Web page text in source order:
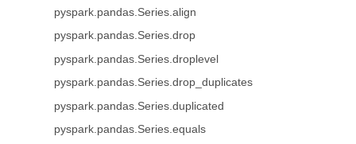
pyspark.pandas.Series.align
pyspark.pandas.Series.drop
pyspark.pandas.Series.droplevel
pyspark.pandas.Series.drop_duplicates
pyspark.pandas.Series.duplicated
pyspark.pandas.Series.equals